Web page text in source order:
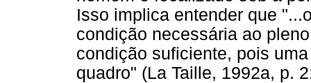
Isso implica entender que
condição necessária ao
condição suficiente, pois
quadro" (La Taille, 1992a, p.